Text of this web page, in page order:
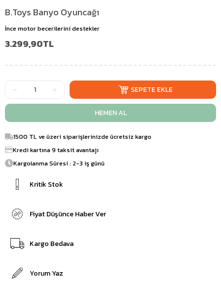
B.Toys Banyo Oyuncağı
İnce motor becerilerini destekler
3.299,90TL
1500 TL ve üzeri siparişlerinizde ücretsiz kargo
Kredi kartına 9 taksit avantajı
Kargolanma Süresi : 2-3 iş günü
Kritik Stok
Fiyat Düşünce Haber Ver
Kargo Bedava
Yorum Yaz